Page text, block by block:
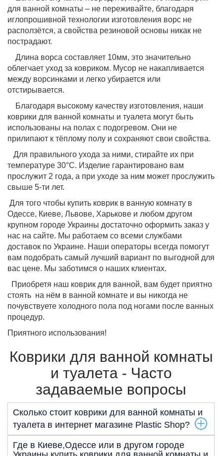
для ванной комнаты – не переживайте, благодаря
иглопрошивной технологии изготовления ворс не
расползётся, а свойства резиновой основы никак не
пострадают.
Длина ворса составляет 10мм, это значительно
облегчает уход за ковриком. Мусор не накапливается
между ворсинками и легко убирается или
отстирывается.
Благодаря высокому качеству изготовления, наши
коврики для ванной комнаты и туалета могут быть
использованы на полах с подогревом. Они не
прилипают к тёплому полу и сохраняют свои свойства.
Для правильного ухода за ними, стирайте их при
температуре 30°C. Изделие гарантировано вам
прослужит 2 года, а при уходе за ним может прослужить
свыше 5-ти лет.
Для того чтобы купить коврик в ванную комнату в
Одессе, Киеве, Львове, Харькове и любом другом
крупном городе Украины достаточно оформить заказ у
нас на сайте. Мы работаем со всеми службами
доставок по Украине. Наши операторы всегда помогут
вам подобрать самый лучший вариант по выгодной для
вас цене. Мы заботимся о наших клиентах.
Приобретя наш коврик для ванной, вам будет приятно
стоять на нём в ванной комнате и вы никогда не
почувствуете холодного пола под ногами после ванных
процедур.
Приятного использования!
Коврики для ванной комнаты
и туалета - Часто
задаваемые вопросы
Сколько стоит коврики для ванной комнаты и
туалета в интернет магазине Plastic Shop?
400.00 грн до 500.00грн.
Где в Киеве,Одессе или в другом городе